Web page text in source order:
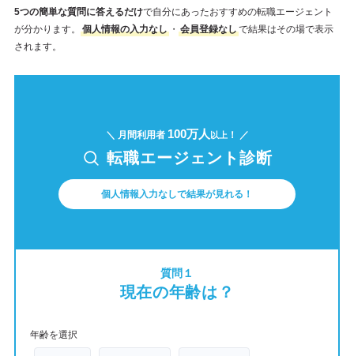
5つの簡単な質問に答えるだけで自分にあったおすすめの転職エージェント
が分かります。
個人情報の入力なし・ 会員登録なしで結果はその場で表示
されます。
＼ 月間利用者 100万人 以上 ！ ／
転職エージェント診断
個人情報入力なしで結果が見れる！
質問１
現在の年齢は？
年齢を選択